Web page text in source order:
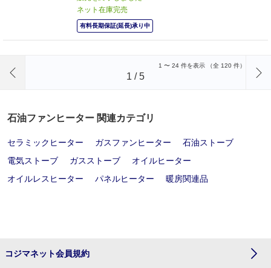
ネット在庫完売
有料長期保証(延長)承り中
1 〜 24 件を表示 （全 120 件）
1 /5
石油ファンヒーター 関連カテゴリ
セラミックヒーター ガスファンヒーター
石油ストーブ
電気ストーブ
ガスストーブ
オイルヒーター
オイルレスヒーター
パネルヒーター 暖房関連品
コジマネット会員規約